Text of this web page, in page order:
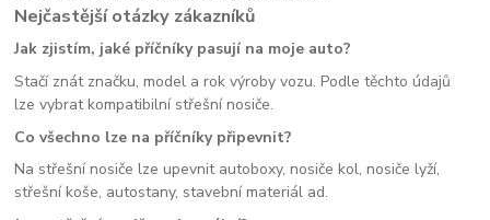
Nejčastější otázky zákazníků
Jak zjistím, jaké příčníky pasují na moje auto?
Stačí znát značku, model a rok výroby vozu. Podle těchto údajů
lze vybrat kompatibilní střešní nosiče.
Co všechno lze na příčníky připevnit?
Na střešní nosiče lze upevnit autoboxy, nosiče kol, nosiče lyží,
střešní koše, autostany, stavební materiál ad.